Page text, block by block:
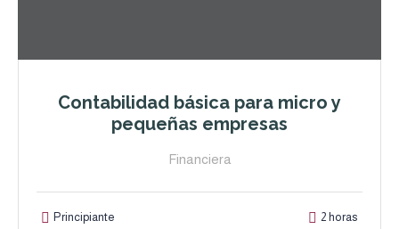
Contabilidad básica para micro y
pequeñas empresas
Financiera
Principiante 2 horas